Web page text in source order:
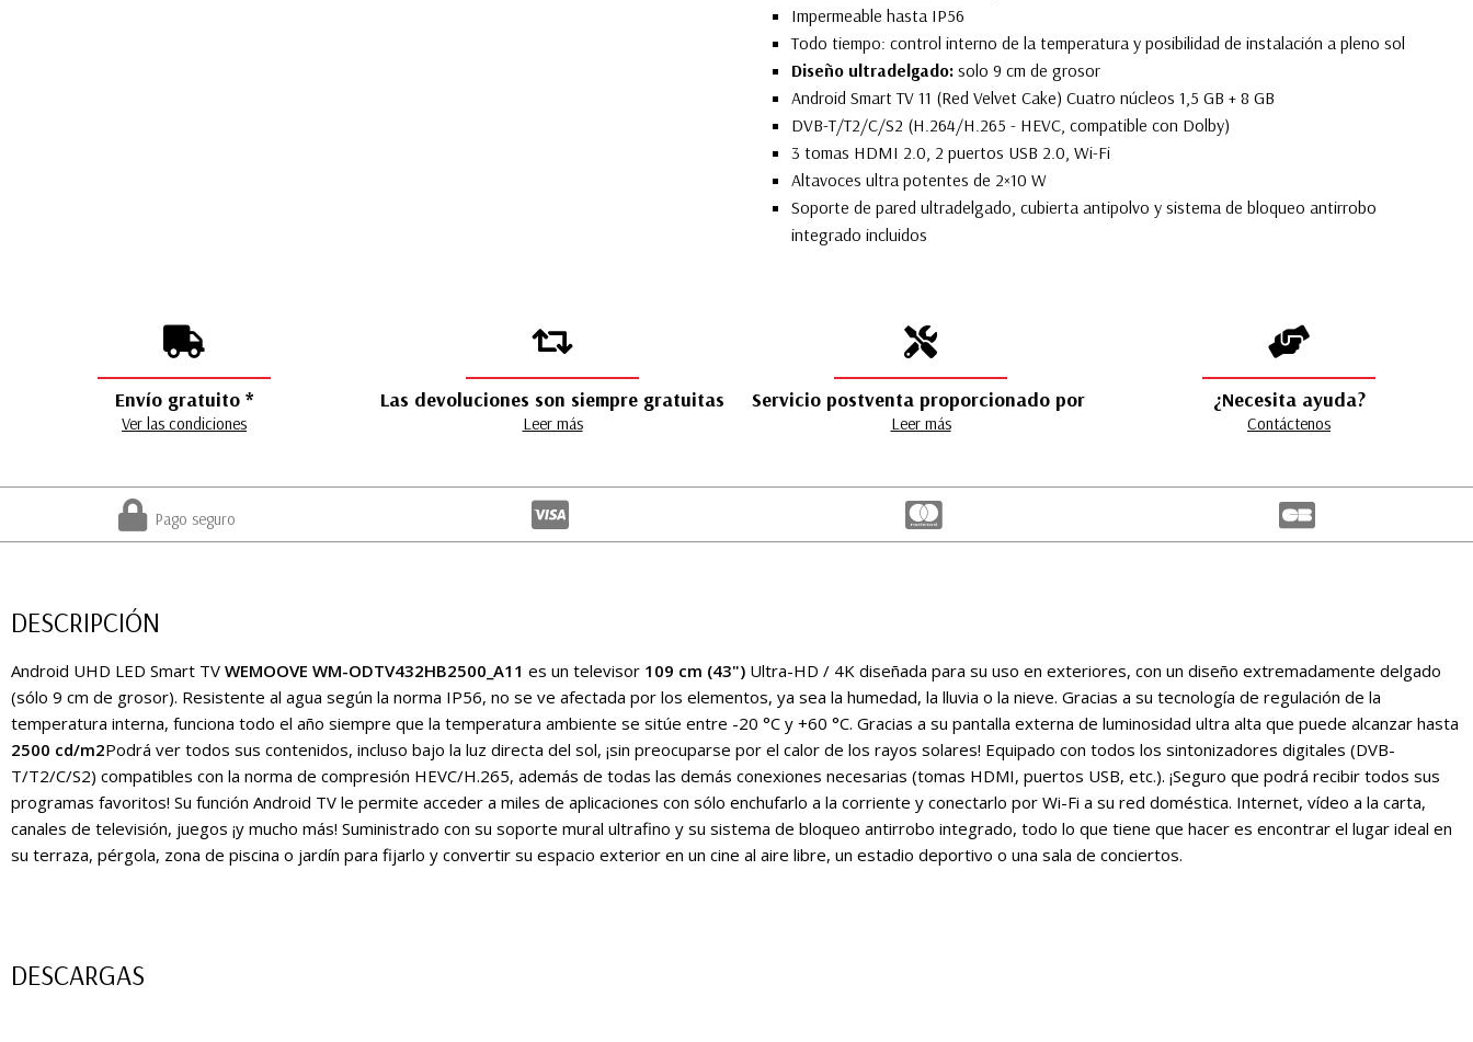
Impermeable hasta IP56
Todo tiempo: control interno de la temperatura y posibilidad de instalación a pleno sol
Diseño ultradelgado: solo 9 cm de grosor
Android Smart TV 11 (Red Velvet Cake) Cuatro núcleos 1,5 GB + 8 GB
DVB-T/T2/C/S2 (H.264/H.265 - HEVC, compatible con Dolby)
3 tomas HDMI 2.0, 2 puertos USB 2.0, Wi-Fi
Altavoces ultra potentes de 2×10 W
Soporte de pared ultradelgado, cubierta antipolvo y sistema de bloqueo antirrobo
integrado incluidos
Envío gratuito *
Ver las condiciones
Las devoluciones son siempre gratuitas
Leer más
Servicio postventa proporcionado por
Leer más
¿Necesita ayuda?
Contáctenos
Pago seguro
DESCRIPCIÓN
Android UHD LED Smart TV WEMOOVE WM-ODTV432HB2500_A11 es un televisor 109 cm (43") Ultra-HD / 4K diseñada para su uso en exteriores, con un diseño extremadamente delgado
(sólo 9 cm de grosor). Resistente al agua según la norma IP56, no se ve afectada por los elementos, ya sea la humedad, la lluvia o la nieve. Gracias a su tecnología de regulación de la
temperatura interna, funciona todo el año siempre que la temperatura ambiente se sitúe entre -20 °C y +60 °C. Gracias a su pantalla externa de luminosidad ultra alta que puede alcanzar hasta
2500 cd/m2Podrá ver todos sus contenidos, incluso bajo la luz directa del sol, ¡sin preocuparse por el calor de los rayos solares! Equipado con todos los sintonizadores digitales (DVB-
T/T2/C/S2) compatibles con la norma de compresión HEVC/H.265, además de todas las demás conexiones necesarias (tomas HDMI, puertos USB, etc.). ¡Seguro que podrá recibir todos sus
programas favoritos! Su función Android TV le permite acceder a miles de aplicaciones con sólo enchufarlo a la corriente y conectarlo por Wi-Fi a su red doméstica. Internet, vídeo a la carta,
canales de televisión, juegos ¡y mucho más! Suministrado con su soporte mural ultrafino y su sistema de bloqueo antirrobo integrado, todo lo que tiene que hacer es encontrar el lugar ideal en
su terraza, pérgola, zona de piscina o jardín para fijarlo y convertir su espacio exterior en un cine al aire libre, un estadio deportivo o una sala de conciertos.
DESCARGAS